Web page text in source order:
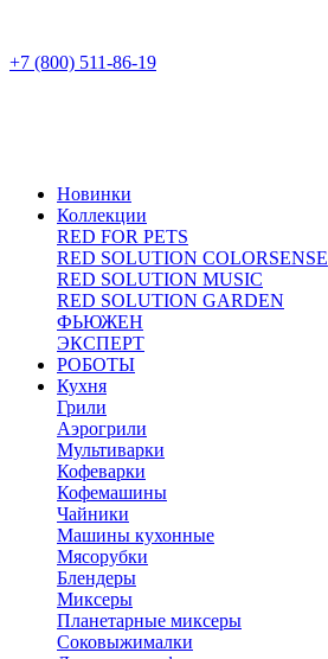
+7 (800) 511-86-19
Новинки
Коллекции
RED FOR PETS
RED SOLUTION COLORSENSE
RED SOLUTION MUSIC
RED SOLUTION GARDEN
ФЬЮЖЕН
ЭКСПЕРТ
РОБОТЫ
Кухня
Грили
Аэрогрили
Мультиварки
Кофеварки
Кофемашины
Чайники
Машины кухонные
Мясорубки
Блендеры
Миксеры
Планетарные миксеры
Соковыжималки